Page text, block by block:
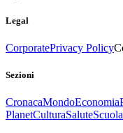
Legal
CorporatePrivacy Policy
Sezioni
CronacaMondoEconomia
PlanetCulturaSaluteScuola